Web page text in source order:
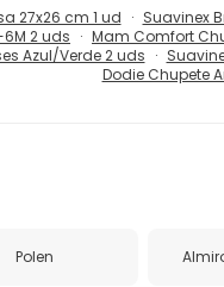
27x26 cm 1 ud Suavinex
2 uds
Mam Comfort
Azul/Verde 2 uds
Dodie Chupete
Polen